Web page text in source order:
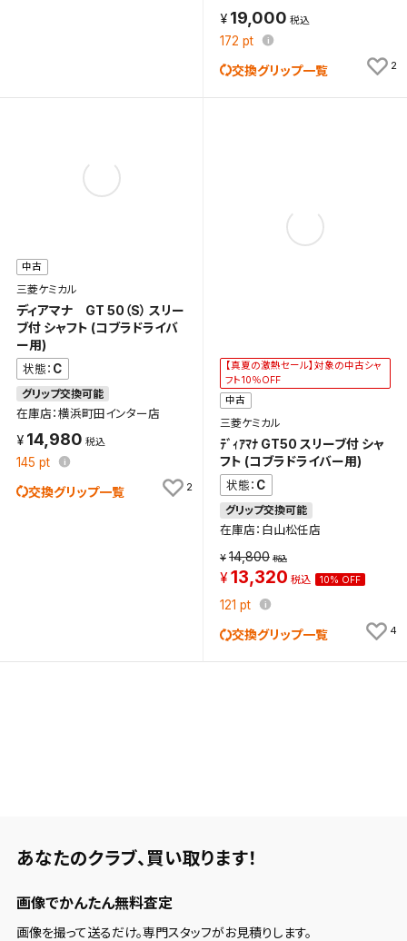
19,000
172 pt
交換グリップ一覧 2
中古
三菱ケミカル
ディアマナ GT 50（S） スリー
ブ付 シャフト (コブラドライバ
ー用)
状態： C
グリップ交換可能
在庫店：横浜町田インター店
14,980
145 pt
交換グリップ一覧 2
【真夏の激熱セール】対象の中古シャ
フト10％OFF
中古
三菱ケミカル
ﾃﾞｨｱﾏﾅ GT50 スリーブ付 シャ
フト (コブラドライバー用)
状態： C
グリップ交換可能
在庫店：白山松任店
14,800
13,320 10% OFF
121 pt
交換グリップ一覧 4
あなたのクラブ、 買い取ります！
画像でかんたん無料査定
画像を撮って送るだけ。専門スタッフがお見積りします。